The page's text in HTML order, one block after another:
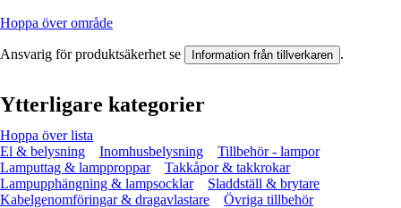
Hoppa över område
Ansvarig för produktsäkerhet se Information från tillverkaren .
Ytterligare kategorier
Hoppa över lista
El & belysning
Inomhusbelysning
Tillbehör - lampor
Lamputtag & lampproppar
Takkåpor & takkrokar
Lampupphängning & lampsocklar
Sladdställ & brytare
Kabelgenomföringar & dragavlastare
Övriga tillbehör